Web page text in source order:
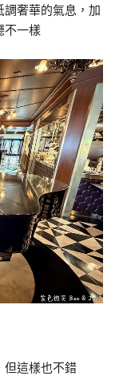
奢華的氣息，加
不一樣
但這樣也不錯